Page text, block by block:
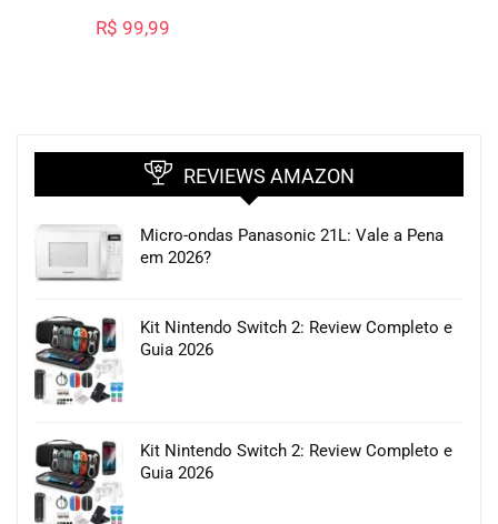
R$ 99,99
REVIEWS AMAZON
Micro-ondas Panasonic 21L: Vale a Pena
em 2026?
Kit Nintendo Switch 2: Review Completo e
Guia 2026
Kit Nintendo Switch 2: Review Completo e
Guia 2026